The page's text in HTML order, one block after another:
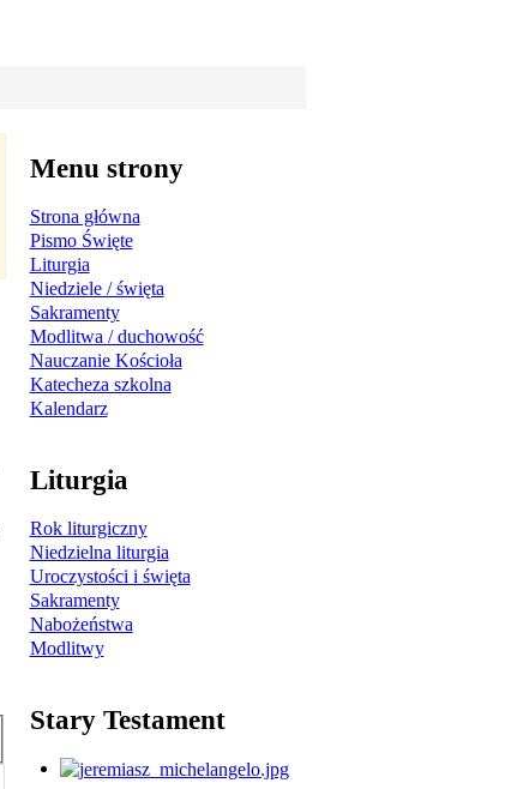
Menu strony
Strona główna
Pismo Święte
Liturgia
Niedziele / święta
Sakramenty
Modlitwa / duchowość
Nauczanie Kościoła
Katecheza szkolna
Kalendarz
Liturgia
Rok liturgiczny
Niedzielna liturgia
Uroczystości i święta
Sakramenty
Nabożeństwa
Modlitwy
Stary Testament